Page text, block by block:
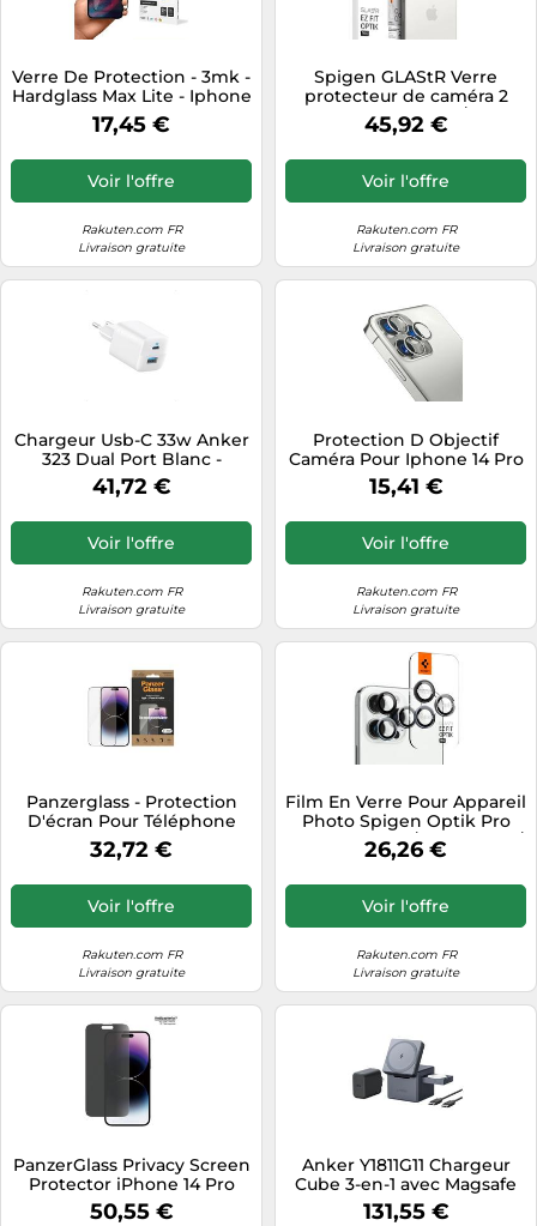
Verre De Protection - 3mk -
Hardglass Max Lite - Iphone
14 Pro - Noir - 0,3 Mm
D'épaisseur
17,45 €
Voir l'offre
Rakuten.com FR
Livraison gratuite
Spigen GLAStR Verre
protecteur de caméra 2
pack iPhone 17 Pro / 17 Pro
Max / 16 Pro / 16 Pro Max / 15
Pro Max Titane Blanc
45,92 €
Voir l'offre
Rakuten.com FR
Livraison gratuite
Chargeur Usb-C 33w Anker
323 Dual Port Blanc -
Chargeur Ultra Compact
Usb C/A - Compatible
Pro Max/13/12, Pixel, Galaxy,
Ipad/Ipad Mini (Cable Non
41,72 €
Voir l'offre
Rakuten.com FR
Livraison gratuite
Protection D Objectif
Caméra Pour Iphone 14 Pro
/ 14 Pro Max Verre Trempé
9h 3mk Transparent
15,41 €
Voir l'offre
Rakuten.com FR
Livraison gratuite
Panzerglass - Protection
D'écran Pour Téléphone
Portable - Coupe Ultra-
Large - Verre - Couleur De
Iphone 14 Pro Max
32,72 €
Voir l'offre
Rakuten.com FR
Livraison gratuite
Film En Verre Pour Appareil
Photo Spigen Optik Pro
Iphone 15 Pro / 15 Pro Max /
14 Pro / 14 Pro Max (2
26,26 €
Voir l'offre
Rakuten.com FR
Livraison gratuite
PanzerGlass Privacy Screen
Protector iPhone 14 Pro
Max Classic Fit Protection
50,55 €
Anker Y1811G11 Chargeur
Cube 3-en-1 avec Magsafe
pour iPhone/iWatch/Airpod
131,55 €